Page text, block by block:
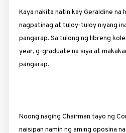
Kaya nakita natin kay Geraldine na
nagpatinag at tuloy-tuloy niyang
pangarap. Sa tulong ng libreng
year, g-graduate na siya at
pangarap.
Noong naging Chairman tayo ng
naisipan namin ng aming oposina